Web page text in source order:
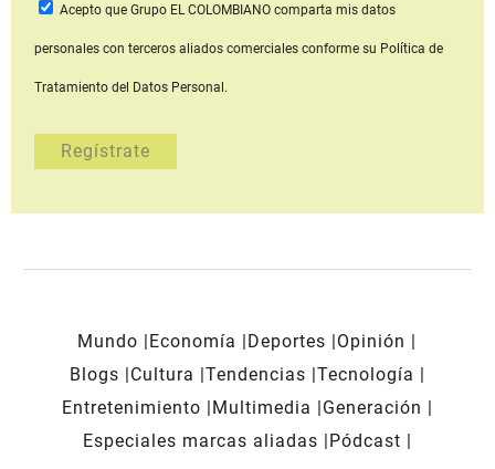
Acepto que Grupo EL COLOMBIANOcomparta mis datos
personales con terceros aliados comerciales conforme su Política de
Tratamiento del Datos Personal.
Mundo Economía Deportes
Opinión
Blogs
Cultura Tendencias Tecnología
Entretenimiento
Multimedia
Generación
Especiales marcas aliadas
Pódcast